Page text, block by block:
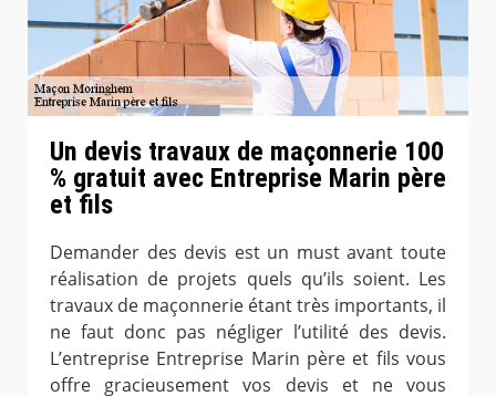
Un devis travaux de maçonnerie 100
% gratuit avec Entreprise Marin père
et fils
Demander des devis est un must avant toute
réalisation de projets quels qu’ils soient. Les
travaux de maçonnerie étant très importants, il
ne faut donc pas négliger l’utilité des devis.
L’entreprise Entreprise Marin père et fils vous
offre gracieusement vos devis et ne vous